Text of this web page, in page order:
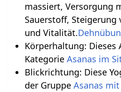
massiert, Versorgung
Sauerstoff, Steigerung
und Vitalität.
Körperhaltung: Dieses
Kategorie Asanas im
Blickrichtung: Diese
der Gruppe Asanas